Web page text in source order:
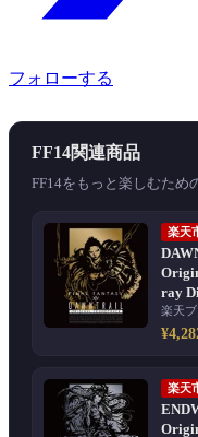
フォローする
FF14関連商品
FF14をもっと楽しむため
楽天
ray
楽天
楽天